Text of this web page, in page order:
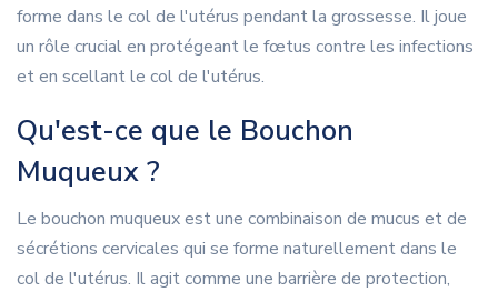
forme dans le col de l'utérus pendant la grossesse. Il joue
un rôle crucial en protégeant le fœtus contre les infections
et en scellant le col de l'utérus.
Qu'est-ce que le Bouchon
Muqueux ?
Le bouchon muqueux est une combinaison de mucus et de
sécrétions cervicales qui se forme naturellement dans le
col de l'utérus. Il agit comme une barrière de protection,